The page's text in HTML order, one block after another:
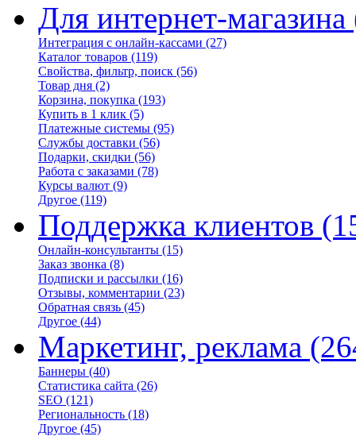
Для интернет-магазина
Интеграция с онлайн-кассами (27)
Каталог товаров (119)
Свойства, фильтр, поиск (56)
Товар дня (2)
Корзина, покупка (193)
Купить в 1 клик (5)
Платежные системы (95)
Службы доставки (56)
Подарки, скидки (56)
Работа с заказами (78)
Курсы валют (9)
Другое (119)
Поддержка клиентов
Онлайн-консультанты (15)
Заказ звонка (8)
Подписки и рассылки (16)
Отзывы, комментарии (23)
Обратная связь (45)
Другое (44)
Маркетинг, реклама
Баннеры (40)
Статистика сайта (26)
SEO (121)
Региональность (18)
Другое (45)